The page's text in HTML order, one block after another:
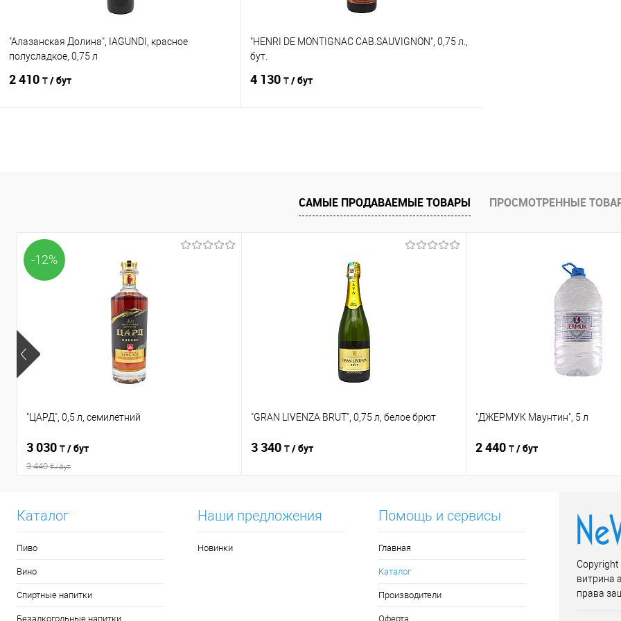
"Алазанская Долина", IAGUNDI, красное
полусладкое, 0,75 л
2 410 ₸ / бут
Сравнение
"HENRI DE MONTIGNAC CAB.SAUVIGNON", 0,75 л.,
бут.
4 130 ₸ / бут
Сравнение
В избранное
В наличии
САМЫЕ ПРОДАВАЕМЫЕ ТОВАРЫ ПРОСМОТРЕННЫЕ
-12%
"ЦАРД", 0,5 л, семилетний
3 030 ₸ / бут
3 440₸ / бут
"GRAN LIVENZA BRUT", 0,75 л, белое брют
3 340 ₸ / бут
"ДЖЕРМУК Маунтин", 5 л
2 440 ₸ / бут
Каталог
Пиво
Вино
Спиртные напитки
Безалкогольные напитки
Наши предложения
Новинки
Помощь и сервисы
Главная
Каталог
Производители
Оферта
Copyright
витрина
права